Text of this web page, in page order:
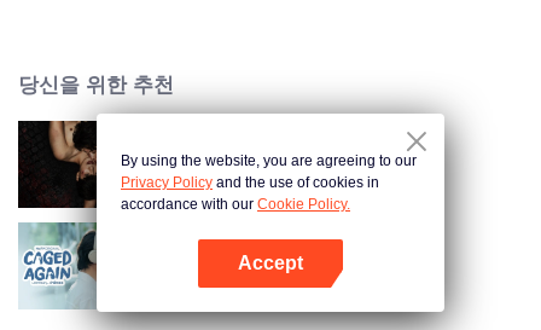
당신을 위한 추천
방콕 보이 (TV ver.)
케이지 어게인
By using the website, you are agreeing to our
Privacy Policy and the use of cookies in
accordance with our Cookie Policy.
Accept